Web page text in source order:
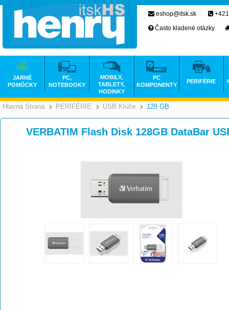
Hlavná Strana >
PERIFÉRIE >
USB Klúče >
128 GB
VERBATIM Flash Disk 128GB DataBar
eshop@itsk.sk
Často kladené otázky
JARNÉ
POMÔCKY
PC,
NOTEBOOKY
MOBILY,
TABLETY,
HODINKY
PC
KOMPONENTY
PERIFÉRIE